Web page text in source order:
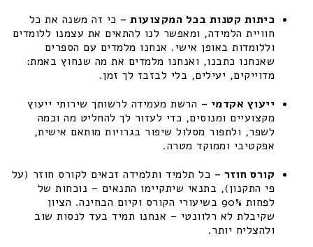
כיתות קטנות בכל המקצועות – כי זה משנה את כל
חוויית הלמידה, ומאפשר לנו להתאים את עצמנו ללומדים
וללומדות באופן אישי. אנחנו מלמדים עם הספרים
שאנחנו כתבנו, ואנחנו מלמדים את מה שנחוץ באמת:
מדוייקים, יעילים, בלי לבזבז לך זמן.
ייעוץ אקדמי – הרשת מעמידה לרשותך שירותי ייעוץ
מקצועיים ומנוסים, כדי לעזור לך להחליט מה וכמה
לשפר, ולתפור מסלול שיפור בגרויות מותאם אישית,
אפקטיבי וממוקד מטרה.
קורס חוזר – כל תלמיד ותלמידה זכאים לקורס חוזר (על
פי התקנון), בתנאי שיתקיימו התנאים – נוכחות של
לפחות 90% בשיעורי הקורס וקיום הבחינה. הציון
שקיבלת לא רלוונטי – אנחנו תמיד בעד לנסות שוב
ולהצליח יותר.